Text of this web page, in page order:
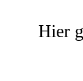
Hier